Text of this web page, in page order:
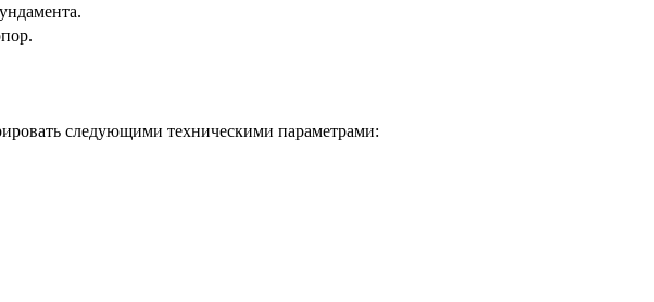
следующими техническими параметрами: